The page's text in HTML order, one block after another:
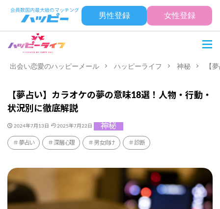
男性登録 女性登録
出会い恋愛のハッピーメール ハッピーライフ 神秘 【
【夢占い】カラオケの夢の意味18選！人物・行動・
状況別に徹底解説
2024年7月13日 2025年7月22日 神秘
夢占い 深層心理 男女向け 診断